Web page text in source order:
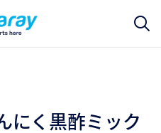
にく黒酢ミック